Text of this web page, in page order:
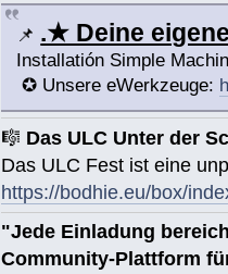
📌 .★ Deine
Installatión Simple
✪ Unsere eWerkzeuge:
🎼 Das ULC Unter der
Das ULC Fest ist eine
https://bodhie.eu/box/
"Jede Einladung
Community-Plattform